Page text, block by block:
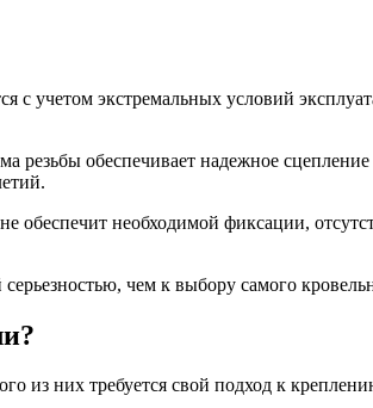
учетом экстремальных условий
резьбы обеспечивает надежное
необходимой фиксации,
чем к выбору самого
из них требуется свой подход к